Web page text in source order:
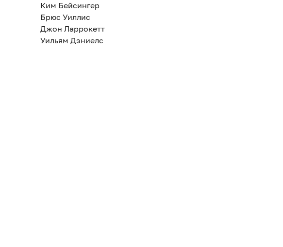
Ким Бейсингер
Брюс Уиллис
Джон Ларрокетт
Уильям Дэниелс